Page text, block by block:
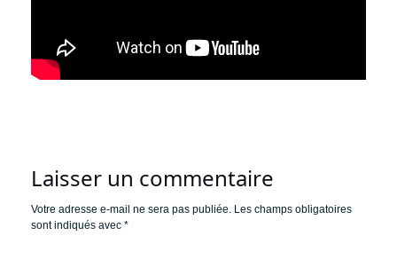
Laisser un commentaire
Votre adresse e-mail ne sera pas publiée. Les champs obligatoires
sont indiqués avec *